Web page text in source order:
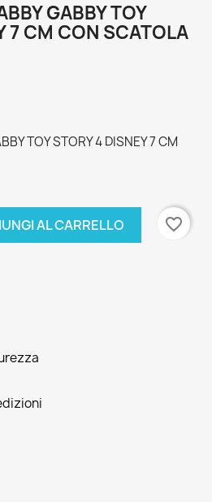
GABBY TOY
7 CM CON SCATOLA
TOY STORY 4 DISNEY 7 CM
AL CARRELLO favorite_border